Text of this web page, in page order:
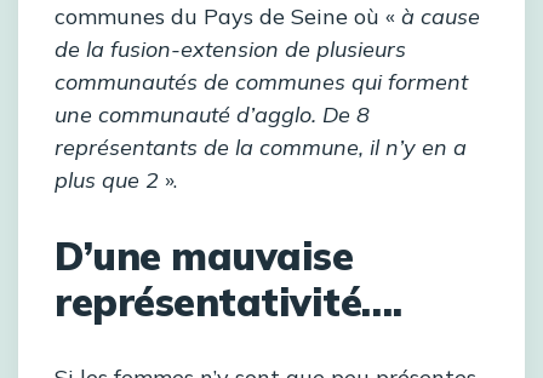
communes du Pays de Seine où « à cause
de la fusion-extension de plusieurs
communautés de communes qui forment
une communauté d’agglo. De 8
représentants de la commune, il n’y en a
plus que 2 ».
D’une mauvaise
représentativité….